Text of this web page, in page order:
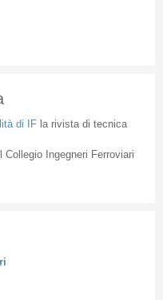
di IFla rivista di tecnica
Collegio Ingegneri Ferroviari